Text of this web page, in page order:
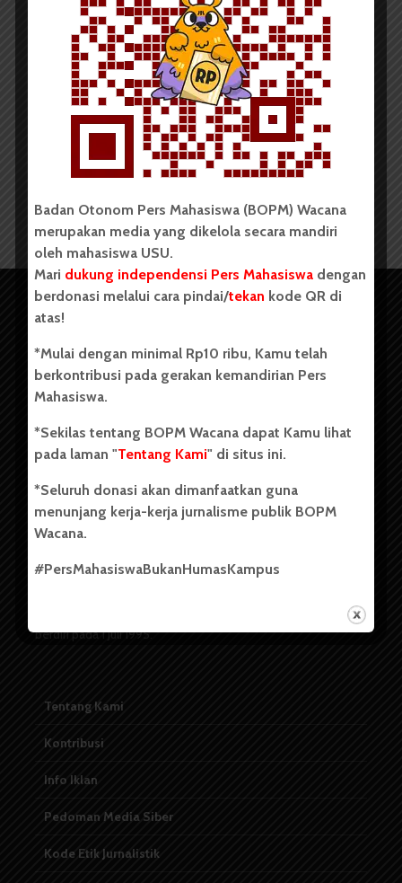
PKM Center USU Adakan
Workshop Pemantapan...
Copyright © 2023. All rights reserved BOPM WACANA.
Badan Otonom Pers Mahasiswa (BOPM) Wacana merupakan
secara mandiri oleh mahasiswa Universitas Sumatera Utara
(USU). Sebelumnya BOPM Wacana merupakan salah satu
berdiri pada 1 Juli 1995.
Tentang Kami
Kontribusi
Info Iklan
Pedoman Media Siber
Kode Etik Jurnalistik
Badan Otonom Pers Mahasiswa (BOPM) Wacana
merupakan media yang dikelola secara mandiri
oleh mahasiswa USU.
Mari dukung independensi Pers Mahasiswa dengan
berdonasi melalui cara pindai/tekan kode QR di
atas!
*Mulai dengan minimal Rp10 ribu, Kamu telah
berkontribusi pada gerakan kemandirian Pers
Mahasiswa.
*Sekilas tentang BOPM Wacana dapat Kamu lihat
pada laman "Tentang Kami" di situs ini.
*Seluruh donasi akan dimanfaatkan guna
menunjang kerja-kerja jurnalisme publik BOPM
Wacana.
#PersMahasiswaBukanHumasKampus